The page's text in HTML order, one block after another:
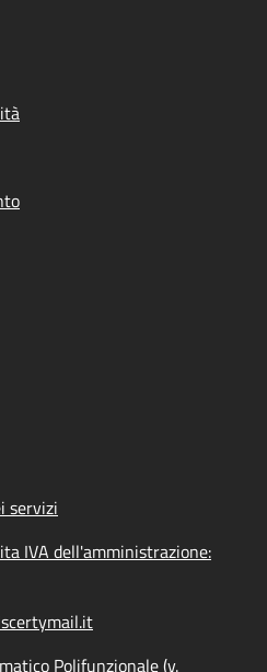
servizi
IVA dell'amministrazione:
Polifunzionale (v.